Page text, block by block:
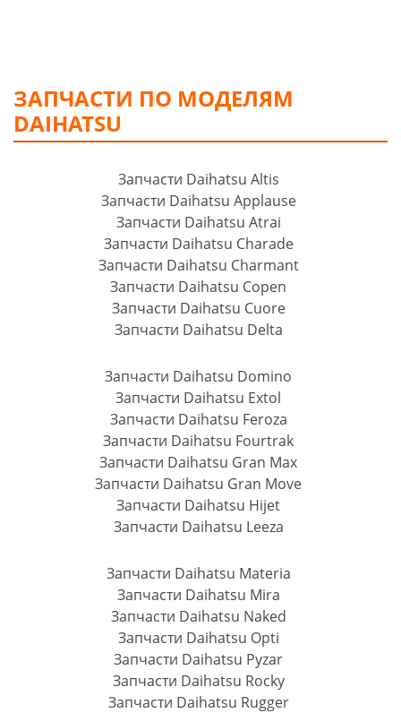
ЗАПЧАСТИ ПО МОДЕЛЯМ
DAIHATSU
Запчасти Daihatsu Altis
Запчасти Daihatsu Applause
Запчасти Daihatsu Atrai
Запчасти Daihatsu Charade
Запчасти Daihatsu Charmant
Запчасти Daihatsu Copen
Запчасти Daihatsu Cuore
Запчасти Daihatsu Delta
Запчасти Daihatsu Domino
Запчасти Daihatsu Extol
Запчасти Daihatsu Feroza
Запчасти Daihatsu Fourtrak
Запчасти Daihatsu Gran Max
Запчасти Daihatsu Gran Move
Запчасти Daihatsu Hijet
Запчасти Daihatsu Leeza
Запчасти Daihatsu Materia
Запчасти Daihatsu Mira
Запчасти Daihatsu Naked
Запчасти Daihatsu Opti
Запчасти Daihatsu Pyzar
Запчасти Daihatsu Rocky
Запчасти Daihatsu Rugger